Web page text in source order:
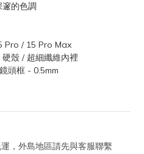
的色調
Pro / 15 Pro Max
殼 / 超細纖維內裡
頭框 - 0.5mm
，外島地區請先與客服聯繫